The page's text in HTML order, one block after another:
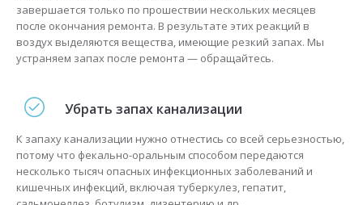
завершается только по прошествии нескольких месяцев
после окончания ремонта. В результате этих реакций в
воздух выделяются вещества, имеющие резкий запах. Мы
устраняем запах после ремонта — обращайтесь.
Убрать запах канализации
К запаху канализации нужно отнестись со всей серьезностью,
потому что фекально-оральным способом передаются
несколько тысяч опасных инфекционных заболеваний и
кишечных инфекций, включая туберкулез, гепатит,